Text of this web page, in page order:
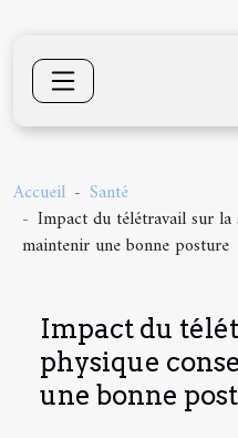
Accueil
Santé
Impact du télétravail sur la
maintenir une bonne posture
Impact du
physique
une bonne